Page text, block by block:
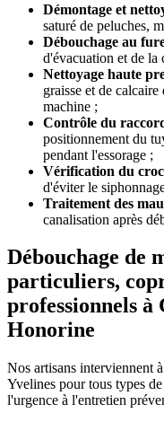
Démontage et
saturé de peluches,
Débouchage au
d'évacuation et de la
Nettoyage haute
graisse et de
machine ;
Contrôle du
positionnement du
pendant l'essorage ;
Vérification du
d'éviter le
Traitement des
canalisation après
Débouchage de
particuliers,
professionnels à
Honorine
Nos artisans interviennent
Yvelines pour tous types
l'urgence à l'entretien